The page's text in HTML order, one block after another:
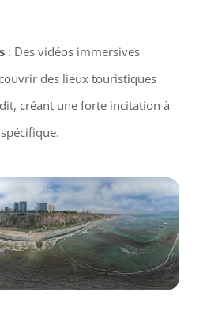
: Des vidéos immersives
des lieux touristiques
créant une forte incitation à